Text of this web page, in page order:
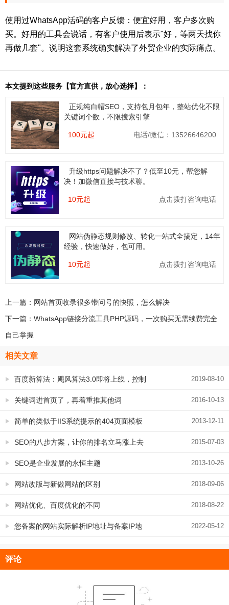
使用过WhatsApp活码的客户反馈：便宜好用，客户多次购
买。好用的工具会说话，有客户使用后表示"好，等两天找你
再做几套"。说明这套系统确实解决了外贸企业的实际痛点。
本文提到这些服务【官方直供，放心选择】：
正规纯白帽SEO，支持包月包年，整站优化不限
关键词个数，不限搜索引擎
100元起 电话/微信：13526646200
升级https问题解决不了？低至10元，帮您解
决！加微信直接与技术聊。
10元起 点击拨打咨询电话
网站伪静态规则修改、转化一站式全搞定，14年
经验，快速做好，包可用。
10元起 点击拨打咨询电话
上一篇： 网站首页收录很多带问号的快照，怎么解决
下一篇： WhatsApp链接分流工具PHP源码，一次购买无需续费完全
自己掌握
相关文章
2019-08-10
百度新算法：飓风算法3.0即将上线，控制
跨领域采集及站群问题 2016-10-13
关键词进首页了，再着重推其他词
2013-12-11
简单的类似于IIS系统提示的404页面模板
2015-07-03
SEO的八步方案，让你的排名立马涨上去
2013-10-26
SEO是企业发展的永恒主题
2018-09-06
网站改版与新做网站的区别
2018-08-22
网站优化、百度优化的不同
2022-05-12
您备案的网站实际解析IP地址与备案IP地
评论